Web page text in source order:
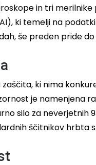
in tri
ki temelji na
še preden pride
ki nima
je namenjena
silo za
ščitnikov hrbta